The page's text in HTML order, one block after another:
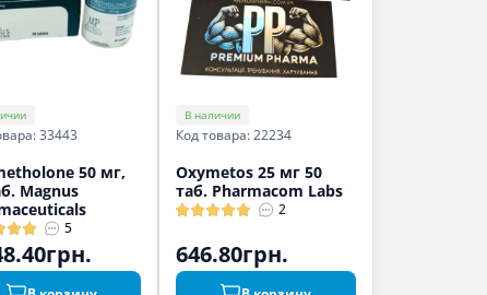
33443
50 мг,
Magnus
5
В наличии
Код товара: 22234
Oxymetos 25 мг 50
таб. Pharmacom Labs
2
646.80грн.